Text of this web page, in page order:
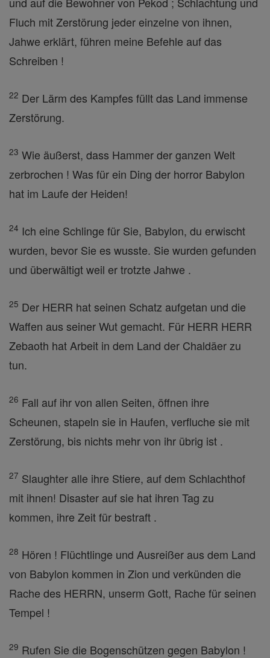
Fluch mit Zerstörung jeder einzelne von ihnen,
Jahwe erklärt, führen meine Befehle auf das
Schreiben !
22 Der Lärm des Kampfes füllt das Land immense
Zerstörung.
23 Wie äußerst, dass Hammer der ganzen Welt
zerbrochen ! Was für ein Ding der horror Babylon
hat im Laufe der Heiden!
24 Ich eine Schlinge für Sie, Babylon, du erwischt
wurden, bevor Sie es wusste. Sie wurden gefunden
und überwältigt weil er trotzte Jahwe .
25 Der HERR hat seinen Schatz aufgetan und die
Waffen aus seiner Wut gemacht. Für HERR HERR
Zebaoth hat Arbeit in dem Land der Chaldäer zu
tun.
26 Fall auf ihr von allen Seiten, öffnen ihre
Scheunen, stapeln sie in Haufen, verfluche sie mit
Zerstörung, bis nichts mehr von ihr übrig ist .
27 Slaughter alle ihre Stiere, auf dem Schlachthof
mit ihnen! Disaster auf sie hat ihren Tag zu
kommen, ihre Zeit für bestraft .
28 Hören ! Flüchtlinge und Ausreißer aus dem Land
von Babylon kommen in Zion und verkünden die
Rache des HERRN, unserm Gott, Rache für seinen
Tempel !
29 Rufen Sie die Bogenschützen gegen Babylon !